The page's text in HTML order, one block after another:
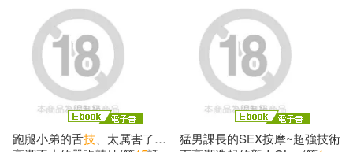
人力資源社會保障部(32)
教育部考試中心(32)
篠崎芳(32) 陳有亮(32)
中國法制出版社(189)
北京大學醫學出版社(188)
湖北科學技術出版社(187)
跑腿小弟的舌技 、太厲害了…
猛男課長的SEX按摩~超強技術